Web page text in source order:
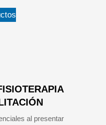
al presentar